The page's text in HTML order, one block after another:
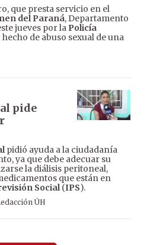
que presta servicio en el
del Paraná, Departamento
jueves por la Policía
de abuso sexual de una
pide
pidió ayuda a la ciudadanía
ya que debe adecuar su
la diálisis peritoneal,
que están en
Social(IPS).
ÚH